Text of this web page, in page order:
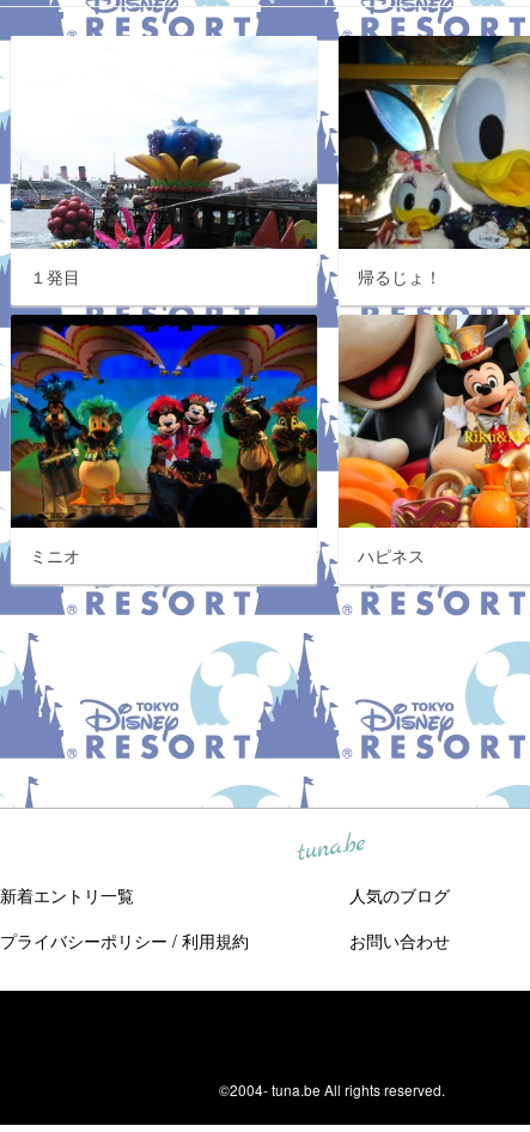
１発目 帰るじょ！
ミニオ ハピネス
tuna.be
新着エントリ一覧 人気のブログ
プライバシーポリシー / 利用規約 お問い合わせ
©2004-tuna.be All rights reserved.